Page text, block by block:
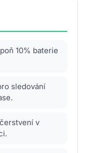
10% baterie
sledování
v